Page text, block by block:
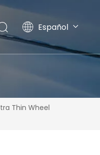
Español
English
Pусский
Thin Wheel